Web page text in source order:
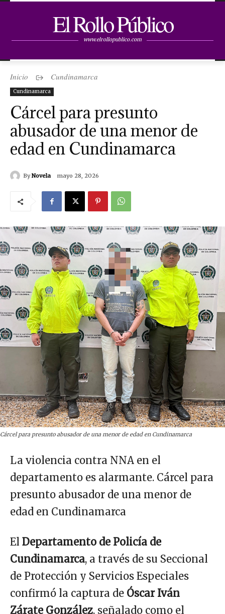
El Rollo Público
www.elrollopublico.com
Inicio Cundinamarca
Cundinamarca
Cárcel para presunto
abusador de una menor de
edad en Cundinamarca
By Novela mayo 28, 2026
Cárcel para presunto abusador de una menor de edad en Cundinamarca
La violencia contra NNA en el
departamento es alarmante. Cárcel para
presunto abusador de una menor de
edad en Cundinamarca
El Departamento de Policía de
Cundinamarca, a través de su Seccional
de Protección y Servicios Especiales
confirmó la captura de Óscar Iván
Zárate González, señalado como el